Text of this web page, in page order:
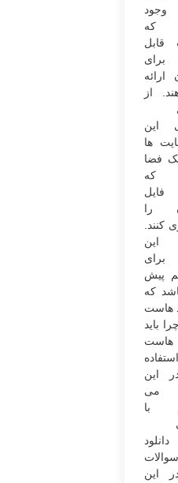
وجود
که
قابل
برای
ارائه
از
این
ها
فضا
که
فایل
را
کنند.
این
برای
پیش
که
هاست
باید
این
می
با
این